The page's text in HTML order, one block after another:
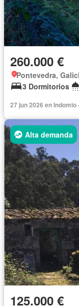
260.000 €
Pontevedra,
3 Dormitorios
27 jun 2026 en
Alta demanda
125.000 €